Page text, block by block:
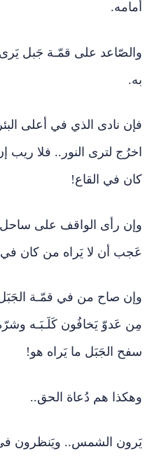
أمامه.
والصّاعد على قمّـة جَبل
به.
فإن نادى الذي في أعلى
اخرُج لترى النور.. فلا
كان في القاع!
وإن رأى الواقف على ساحل
عَجب أن لا يَراه من كان في
وإن صاح من في قمّـة
مِن عَدوّ يَخافُون كَلَـبَـه
سفح الجَبَل ما يَراه هو!
وهكذا هم دُعاة الحق..
يَرون الشمس.. ويَنظرون في